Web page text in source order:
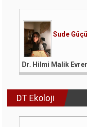
Sude
Dr. Hilmi Malik
DT Ekoloji